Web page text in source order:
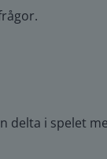
i spelet